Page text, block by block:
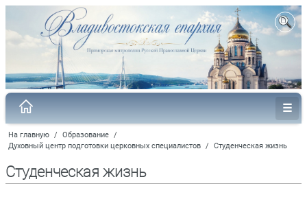
На главную / Образование /
Духовный центр подготовки церковных специалистов / Студенческая жизнь
Студенческая жизнь